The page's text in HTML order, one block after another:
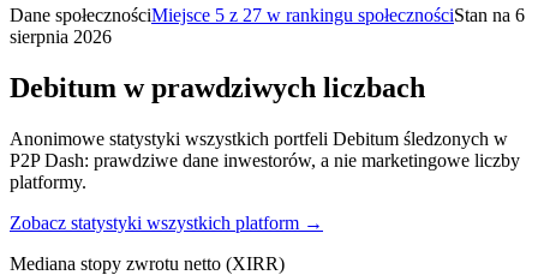
Dane społecznościMiejsce 5 z 27 w rankingu społecznościStan na 6
sierpnia 2026
Debitum w prawdziwych liczbach
Anonimowe statystyki wszystkich portfeli Debitum śledzonych w
P2P Dash: prawdziwe dane inwestorów, a nie marketingowe liczby
platformy.
Zobacz statystyki wszystkich platform →
Mediana stopy zwrotu netto (XIRR)